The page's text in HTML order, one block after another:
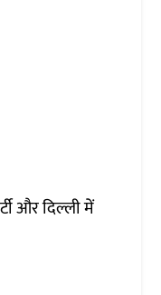
और दिल्ली में